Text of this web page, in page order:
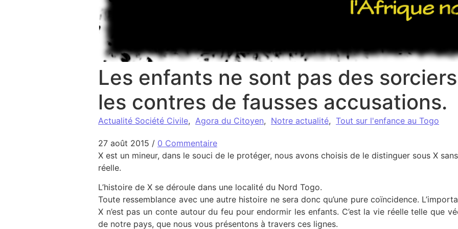
Les enfants ne sont pas des
les contres de fausses accusations.
Actualité Société Civile, Agora du Citoyen, Notre actualité, Tout sur l'enfance au Togo
27 août 2015 / 0 Commentaire
X est un mineur, dans le souci de le protéger, nous avons choisis de le distinguer sous X
réelle.
L’histoire de X se déroule dans une localité du Nord Togo.
Toute ressemblance avec une autre histoire ne sera donc qu’une pure coïncidence.
X n’est pas un conte autour du feu pour endormir les enfants. C’est la vie réelle telle que
de notre pays, que nous vous présentons à travers ces lignes.